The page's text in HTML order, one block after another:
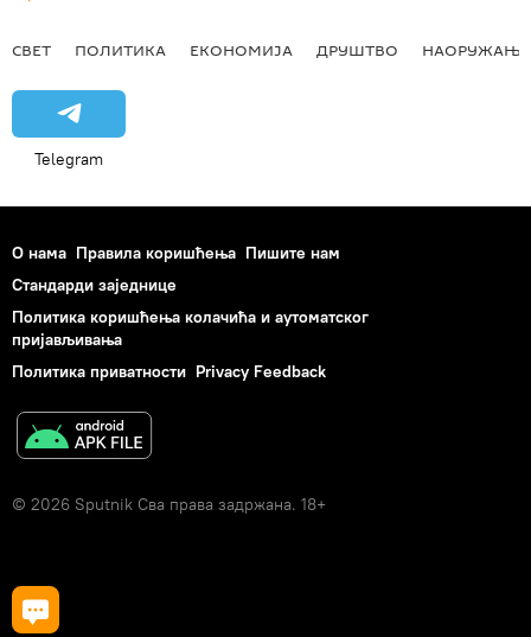
СВЕТ ПОЛИТИКА ЕКОНОМИЈА ДРУШТВО НАОРУЖАЊЕ
Telegram
О нама Правила коришћења Пишите нам
Стандарди заједнице
Политика коришћења колачића и аутоматског
пријављивања
Политика приватности Privacy Feedback
© 2026 Sputnik Сва права задржана. 18+